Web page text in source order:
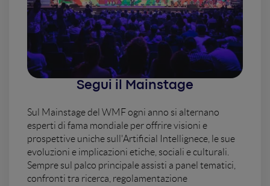
Segui il Mainstage
Sul Mainstage del WMF ogni anno si alternano
esperti di fama mondiale per offrire visioni e
prospettive uniche sull'Artificial Intellignece, le sue
evoluzioni e implicazioni etiche, sociali e culturali.
Sempre sul palco principale assisti a panel tematici,
confronti tra ricerca, regolamentazione